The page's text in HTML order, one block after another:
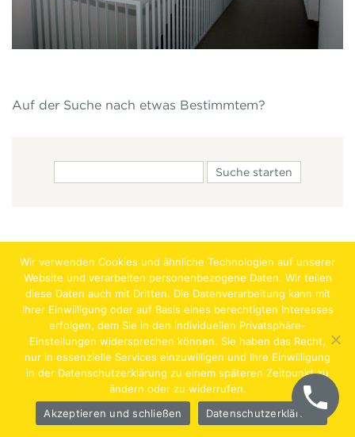
Auf der Suche nach etwas Bestimmtem?
Jobs Lehrstellen Impressum AGB Datenschutz
Hentschläger Bau GmbH – A-4222 Langenstein,
Wir verwenden Cookies und ähnliche Technologien auf unserer
Website und verarbeiten personenbezogene Daten. Wir teilen
diese Daten auch mit Dritten. Die Datenverarbeitung kann mit
Ihrer Einwilligung oder auf Basis eines berechtigten Interesses
erfolgen, dem Sie in den individuellen Privatsphäre-
Einstellungen widersprechen können. Sie haben das Recht,
nur in essenzielle Services einzuwilligen und Ihre Einwilligung
in der Datenschutzerklärung zu einem späteren Zeitpunkt zu
ändern oder zu widerrufen.
Akzeptieren und schließen
Datenschutzerklärung